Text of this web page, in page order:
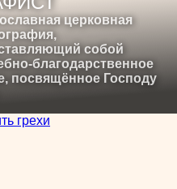
церковная
собой
благодарственное
посвящённое Господу